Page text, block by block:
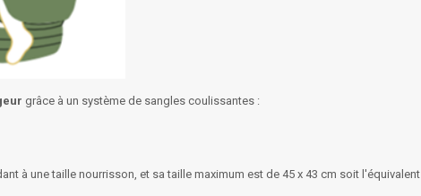
grâce à un système de sangles coulissantes :
à une taille nourrisson, et sa taille maximum est de 45 x 43 cm soit l'équivalent